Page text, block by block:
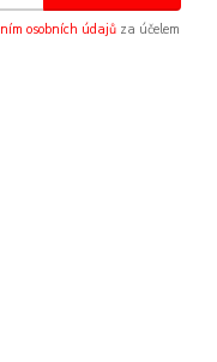
osobních údajů za účelem